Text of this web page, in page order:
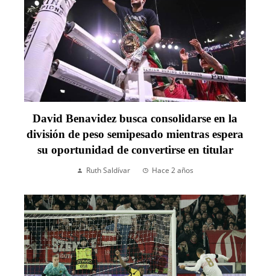
David Benavidez busca consolidarse en la
división de peso semipesado mientras espera
su oportunidad de convertirse en titular
Ruth Saldívar Hace 2 años